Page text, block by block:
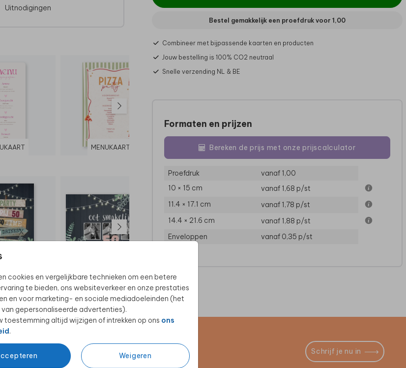
cookies en vergelijkbare technieken om een betere
te bieden, ons websiteverkeer en onze prestaties
en voor marketing- en sociale mediadoeleinden (het
gepersonaliseerde advertenties).
toestemming altijd wijzigen of intrekken op ons ons
.
Weigeren
Uitnodigingen
MENUKAART MENUKAART MENUKAART
Bestel gemakkelijk een proefdruk voor 1,00
Combineer met bijpassende kaarten en producten
Jouw bestelling is 100% CO2 neutraal
Snelle verzending NL & BE
Formaten en prijzen
Bereken de prijs met onze prijscalculator
Proefdruk
vanaf 1,00
10 × 15 cm
vanaf 1,68 p/st
11.4 × 17.1 cm
vanaf 1,78 p/st
14.4 × 21.6 cm
vanaf 1,88 p/st
Enveloppen
vanaf 0,35 p/st
Schrijf je nu in